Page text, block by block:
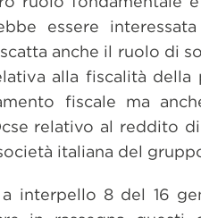
essere
anche il ruolo di
alla fiscalità
fiscale ma
relativo al reddito
italiana del
interpello 8 del 16